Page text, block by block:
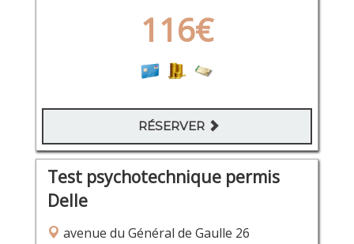
116€
RÉSERVER
Test psychotechnique permis
Delle
avenue du Général de Gaulle 26